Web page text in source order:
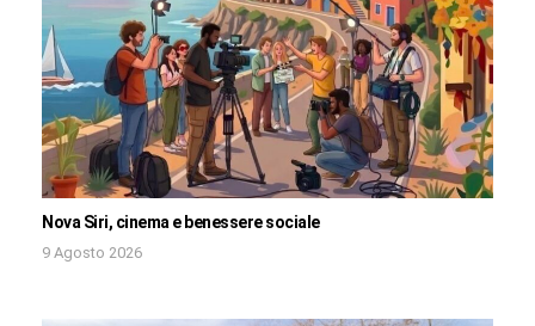
Nova Siri, cinema e benessere sociale
9 Agosto 2026